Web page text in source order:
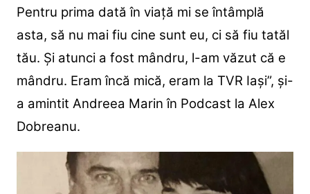
Pentru prima dată în viață mi se întâmplă
asta, să nu mai fiu cine sunt eu, ci să fiu tatăl
tău. Și atunci a fost mândru, l-am văzut că e
mândru. Eram încă mică, eram la TVR Iași”, și-
a amintit Andreea Marin în Podcast la Alex
Dobreanu.